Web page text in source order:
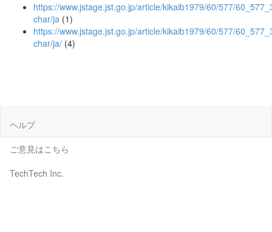
https://www.jstage.jst.go.jp/article/kikaib1979/60/577/
char/ja (1)
https://www.jstage.jst.go.jp/article/kikaib1979/60/577/
char/ja/ (4)
ヘルプ
ご意見はこちら
TechTech Inc.